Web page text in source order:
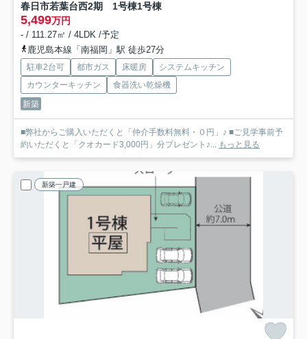
春日市若葉台西2期 1号棟1号棟
5,499万円
- / 111.27㎡ / 4LDK /予定
鹿児島本線「南福岡」駅 徒歩27分
駐車2台可 都市ガス 床暖房
システムキッチン
カウンターキッチン
食器洗い乾燥機
新築
■弊社からご購入いただくと「仲介手数料無料・０円」♪ ■ご見学事前予
約いただくと「クオカード3,000円」分プレゼント♪... もっと見る
新築一戸建